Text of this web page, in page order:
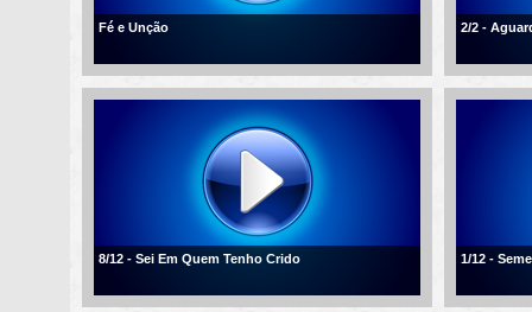
Fé e Unção 2/2 -
8/12 - Sei Em Quem Tenho Crido 1/12 -